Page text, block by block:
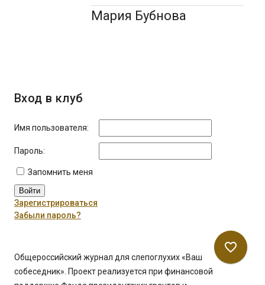
Мария Бубнова
Вход в клуб
Имя пользователя:
Пароль:
Запомнить меня
Войти
Зарегистрироваться
Забыли пароль?
Общероссийский журнал для слепоглухих «Ваш
собеседник». Проект реализуется при финансовой
favorite_border